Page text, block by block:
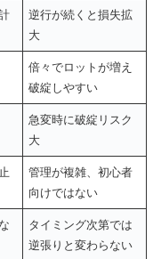
逆行が続くと損失拡
大
倍々でロットが増え
破綻しやすい
急変時に破綻リスク
大
管理が複雑、初心者
向けではない
タイミング次第では
逆張りと変わらない